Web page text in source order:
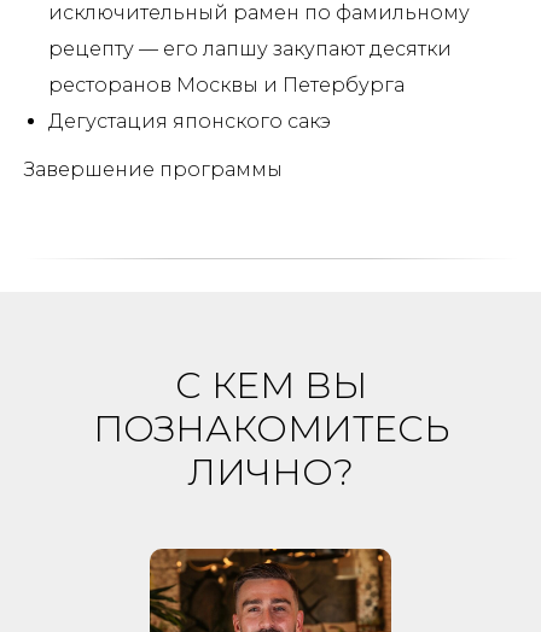
исключительный рамен по фамильному
рецепту — его лапшу закупают десятки
ресторанов Москвы и Петербурга
Дегустация японского сакэ
Завершение программы
С КЕМ ВЫ
ПОЗНАКОМИТЕСЬ
ЛИЧНО?